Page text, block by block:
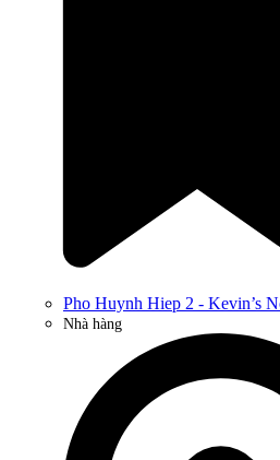
Pho Huynh Hiep 2 - Kevin’s
Nhà hàng